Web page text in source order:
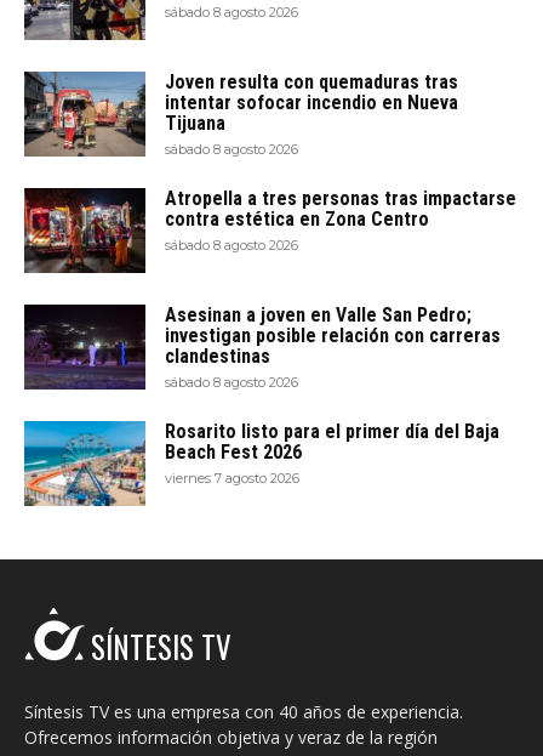
sábado 8 agosto 2026
Joven resulta con quemaduras tras
intentar sofocar incendio en Nueva
Tijuana
sábado 8 agosto 2026
Atropella a tres personas tras impactarse
contra estética en Zona Centro
sábado 8 agosto 2026
Asesinan a joven en Valle San Pedro;
investigan posible relación con carreras
clandestinas
sábado 8 agosto 2026
Rosarito listo para el primer día del Baja
Beach Fest 2026
viernes 7 agosto 2026
SÍNTESIS TV
Síntesis TV es una empresa con 40 años de experiencia.
Ofrecemos información objetiva y veraz de la región